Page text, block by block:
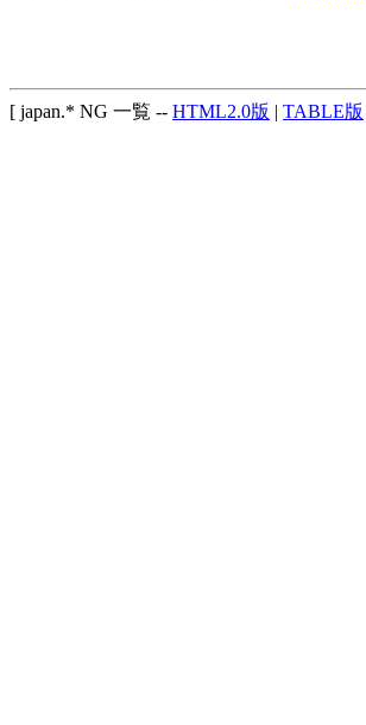
[ japan.* NG 一覧 -- HTML2.0版 | TABLE版